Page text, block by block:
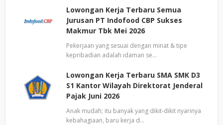
Lowongan Kerja Terbaru Semua
Jurusan PT Indofood CBP Sukses
Makmur Tbk Mei 2026
Pekerjaan yang sesuai dengan minat & tipe
kepribadian adalah idaman se…
Lowongan Kerja Terbaru SMA SMK D3
S1 Kantor Wilayah Direktorat Jenderal
Pajak Juni 2026
Anak mudah; itu banyak yang dikit-dikit nyarinya
kebahagiaan, baru kerja d…